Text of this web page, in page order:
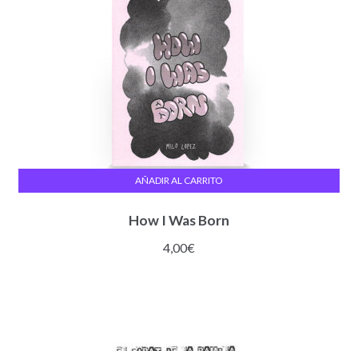
How I Was Born
4,00€
AÑADIR AL CARRITO